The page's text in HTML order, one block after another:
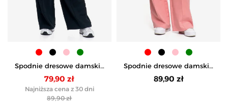
Spodnie dresowe damskie
z wysokim stanem i
szeroką nogawką - CZARNY
79,90 zł
Najniższa cena z 30 dni
89,90 zł
Spodnie dresowe damskie
z wysokim stanem i
szeroką nogawką -
89,90 zł